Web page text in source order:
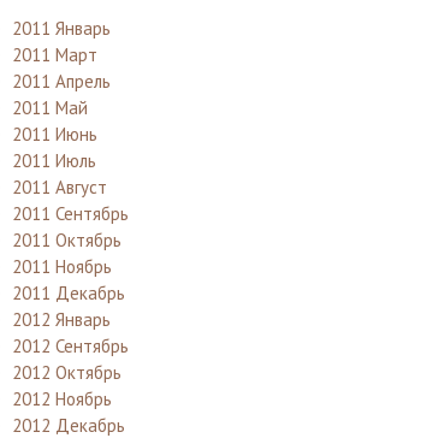
2011 Январь
2011 Март
2011 Апрель
2011 Май
2011 Июнь
2011 Июль
2011 Август
2011 Сентябрь
2011 Октябрь
2011 Ноябрь
2011 Декабрь
2012 Январь
2012 Сентябрь
2012 Октябрь
2012 Ноябрь
2012 Декабрь